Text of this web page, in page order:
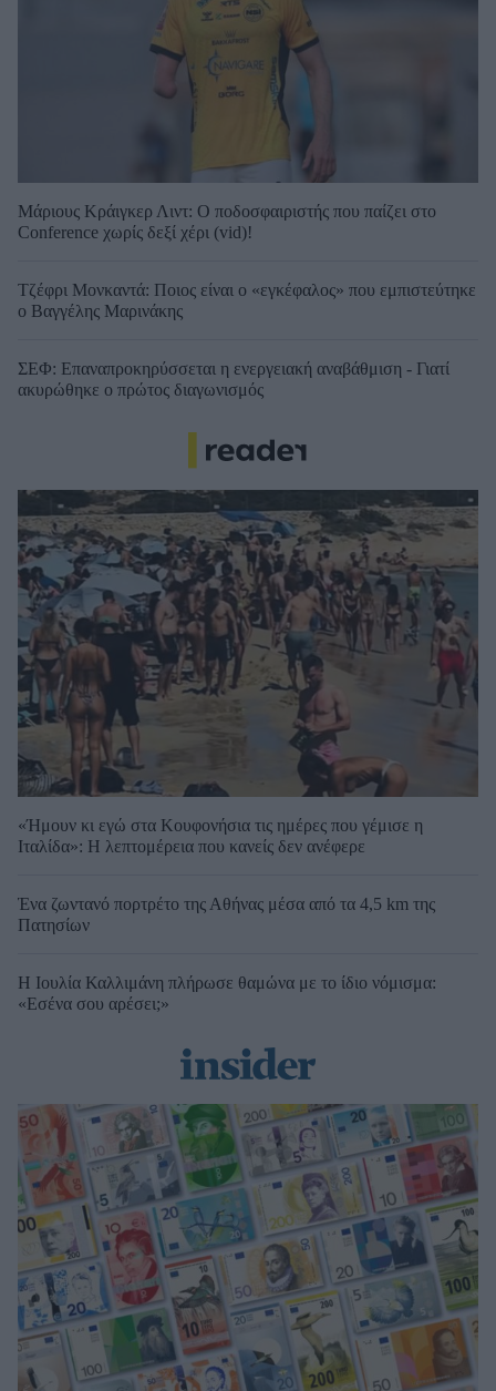
Μάριους Κράιγκερ Λιντ: Ο ποδοσφαιριστής που παίζει στο
Conference χωρίς δεξί χέρι (vid)!
Τζέφρι Μονκαντά: Ποιος είναι ο «εγκέφαλος» που εμπιστεύτηκε
ο Βαγγέλης Μαρινάκης
ΣΕΦ: Επαναπροκηρύσσεται η ενεργειακή αναβάθμιση - Γιατί
ακυρώθηκε ο πρώτος διαγωνισμός
«Ήμουν κι εγώ στα Κουφονήσια τις ημέρες που γέμισε η
Ιταλίδα»: Η λεπτομέρεια που κανείς δεν ανέφερε
Ένα ζωντανό πορτρέτο της Αθήνας μέσα από τα 4,5 km της
Πατησίων
Η Ιουλία Καλλιμάνη πλήρωσε θαμώνα με το ίδιο νόμισμα:
«Εσένα σου αρέσει;»